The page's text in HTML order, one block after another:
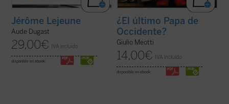
Jérôme Lejeune
Aude Dugast
29,00€ IVA incluido
disponible en ebook:
¿El último Papa de
Occidente?
Giulio Meotti
14,00€ IVA incluido
disponible en ebook: